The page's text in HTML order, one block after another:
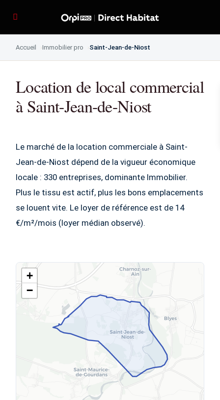
Accueil Immobilier pro Saint-Jean-de-Niost
Location de local commercial
à Saint-Jean-de-Niost
Le marché de la location commerciale à Saint-
Jean-de-Niost dépend de la vigueur économique
locale : 330 entreprises, dominante Immobilier.
Plus le tissu est actif, plus les bons emplacements
se louent vite. Le loyer de référence est de 14
€/m²/mois (loyer médian observé).
+
−